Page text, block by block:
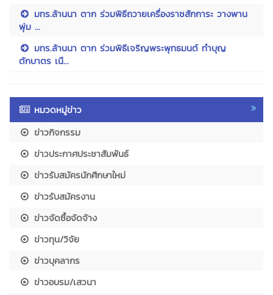
มทร.ล้านนา ตาก ร่วมพิธีถวายเครื่องราชสักการะ วางพาน
พุ่ม ...
มทร.ล้านนา ตาก ร่วมพิธีเจริญพระพุทธมนต์ ทำบุญ
ตักบาตร เนื...
หมวดหมู่ข่าว
ข่าวกิจกรรม
ข่าวประกาศประชาสัมพันธ์
ข่าวรับสมัครนักศึกษาใหม่
ข่าวรับสมัครงาน
ข่าวจัดซื้อจัดจ้าง
ข่าวทุน/วิจัย
ข่าวบุคลากร
ข่าวอบรม/เสวนา